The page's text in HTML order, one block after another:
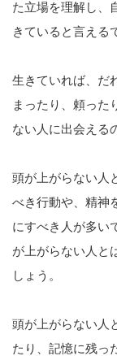
た立場を理解し、
きていると言える
生きていれば、だ
まったり、頼った
ない人に出会える
頭が上がらない人
べき行動や、精神
にすべき人が多い
が上がらない人と
しょう。
頭が上がらない人
たり、記憶に残っ